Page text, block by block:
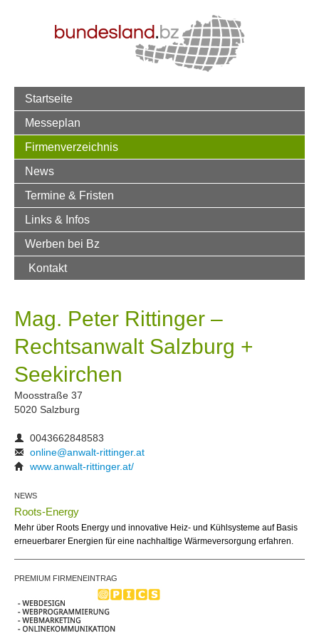
Startseite
Messeplan
Firmenverzeichnis
News
Termine & Fristen
Links & Infos
Werben bei Bz
Kontakt
Mag. Peter Rittinger –
Rechtsanwalt Salzburg +
Seekirchen
Moosstraße 37
5020 Salzburg
0043662848583
online@anwalt-rittinger.at
www.anwalt-rittinger.at/
NEWS
Roots-Energy
Mehr über Roots Energy und innovative Heiz- und Kühlsysteme auf Basis
erneuerbarer Energien für eine nachhaltige Wärmeversorgung erfahren.
PREMIUM FIRMENEINTRAG